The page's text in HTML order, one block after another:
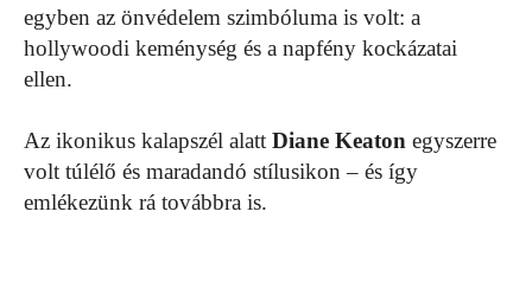
egyben az önvédelem szimbóluma is volt: a
hollywoodi keménység és a napfény kockázatai
ellen.
Az ikonikus kalapszél alatt Diane Keaton egyszerre
volt túlélő és maradandó stílusikon – és így
emlékezünk rá továbbra is.